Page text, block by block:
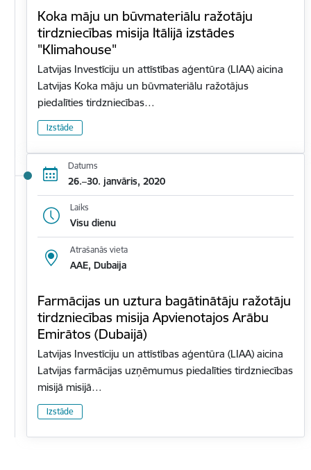
Koka māju un būvmateriālu ražotāju
tirdzniecības misija Itālijā izstādes
"Klimahouse"
Latvijas Investīciju un attīstības aģentūra (LIAA) aicina
Latvijas Koka māju un būvmateriālu ražotājus
piedalīties tirdzniecības…
Izstāde
Datums
26.–30. janvāris, 2020
Laiks
Visu dienu
Atrašanās vieta
AAE, Dubaija
Farmācijas un uztura bagātinātāju ražotāju
tirdzniecības misija Apvienotajos Arābu
Emirātos (Dubaijā)
Latvijas Investīciju un attīstības aģentūra (LIAA) aicina
Latvijas farmācijas uzņēmumus piedalīties tirdzniecības
misijā misijā…
Izstāde